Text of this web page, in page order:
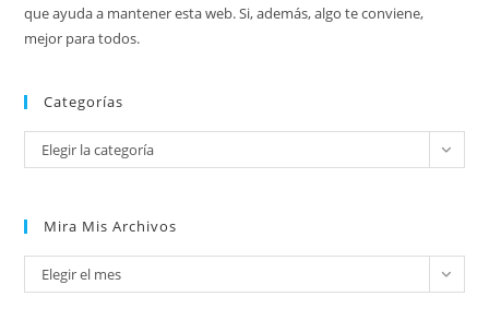
que ayuda a mantener esta web. Si, además, algo te conviene,
mejor para todos.
Categorías
Categorías
Elegir la categoría
Mira Mis Archivos
Mira
mis
Elegir el mes